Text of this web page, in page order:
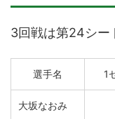
3回戦は第24シー
選手名 1
大坂なおみ